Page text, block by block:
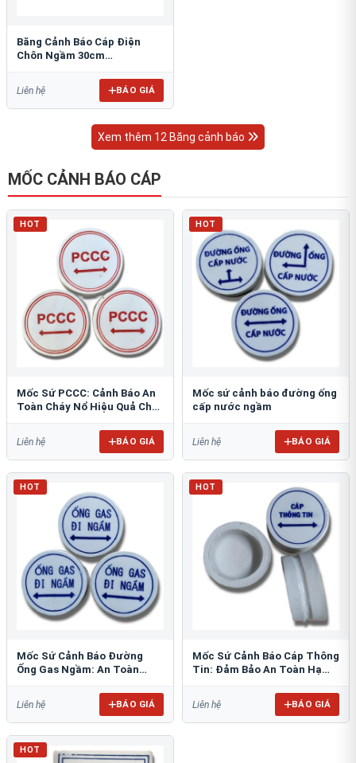
Băng Cảnh Báo Cáp Điện
Chôn Ngầm 30cm
Liên hệ BÁO GIÁ
Xem thêm 12 Băng cảnh báo
MỐC CẢNH BÁO CÁP
HOT
Mốc Sứ PCCC: Cảnh Báo An
Toàn Cháy Nổ Hiệu Quả Cho
Liên hệ BÁO GIÁ
HOT
Mốc sứ cảnh báo đường ống
cấp nước ngầm
Liên hệ BÁO GIÁ
HOT
Mốc Sứ Cảnh Báo Đường
Ống Gas Ngầm: An Toàn
Liên hệ BÁO GIÁ
HOT
Mốc Sứ Cảnh Báo Cáp Thông
Tin: Đảm Bảo An Toàn Hạ
Liên hệ BÁO GIÁ
HOT